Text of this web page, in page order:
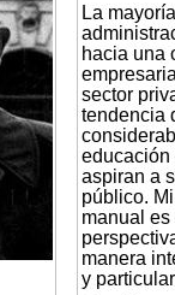
La
hacia una
sector
tendencia
educación
aspiran a
público.
manual es
manera
y